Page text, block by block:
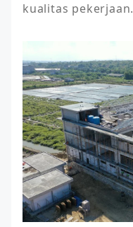
kualitas pekerjaan.